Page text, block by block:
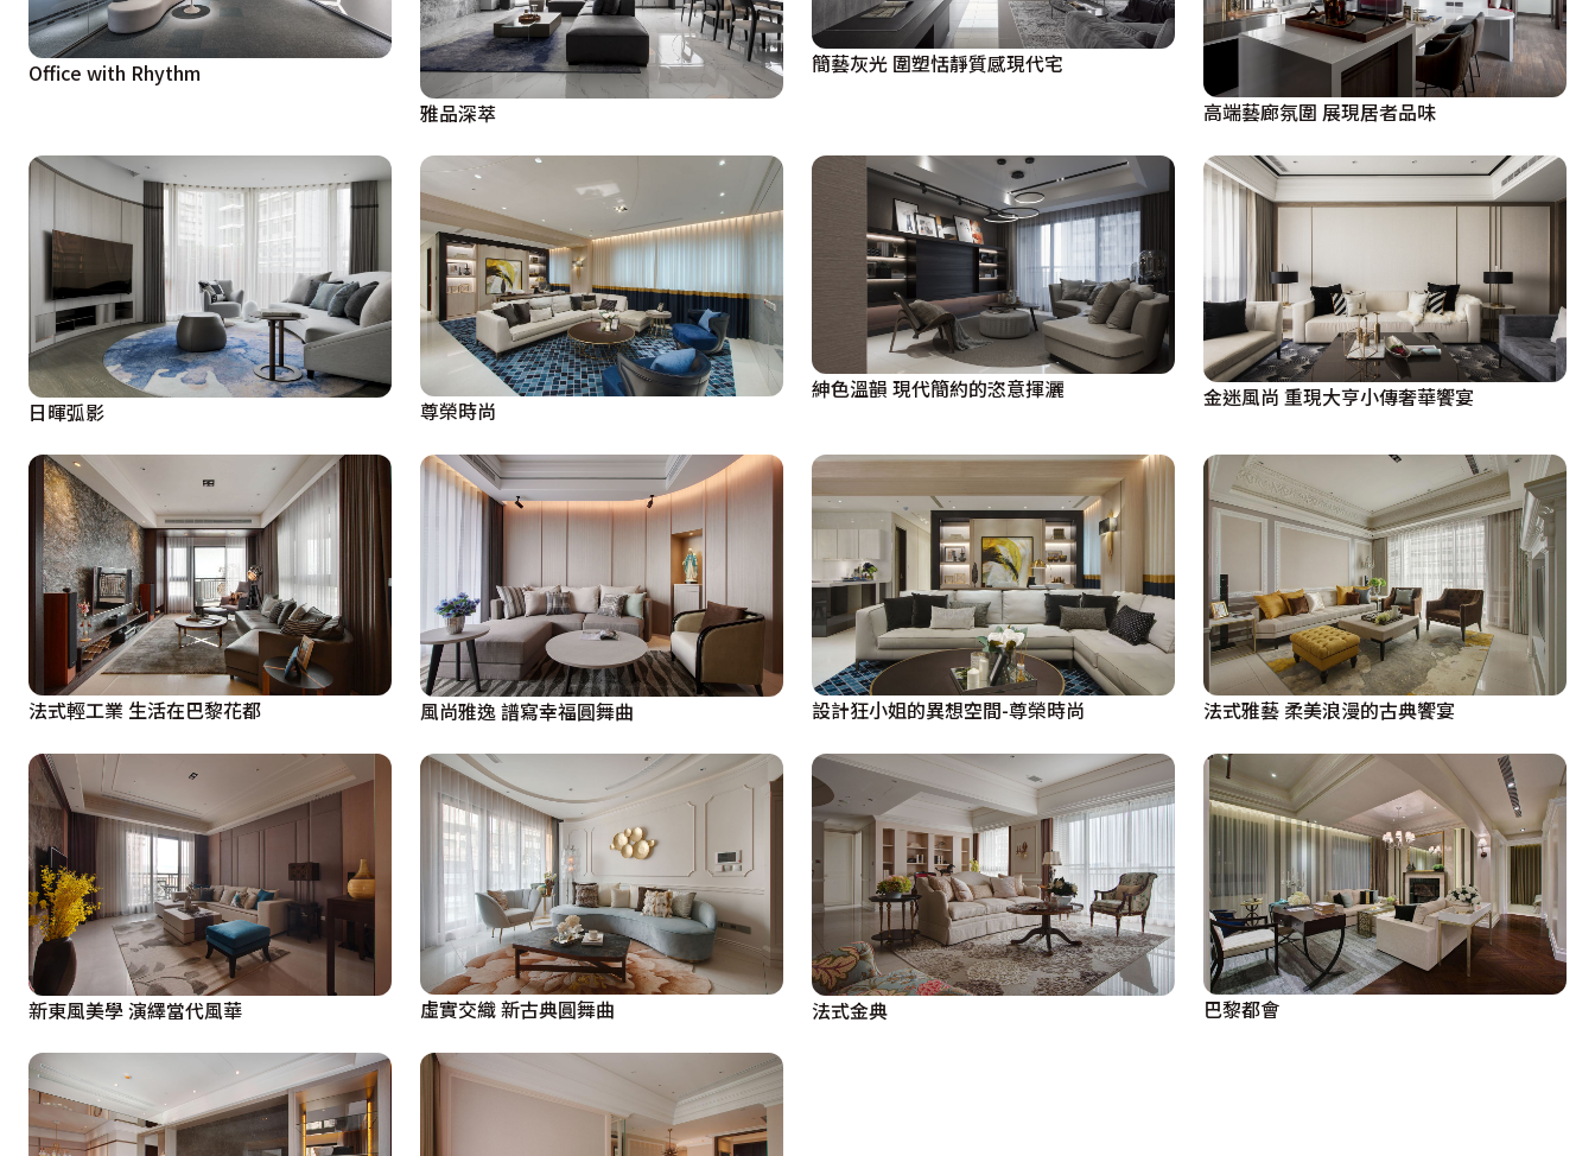
Office with Rhythm
雅品深萃
簡藝灰光 圍塑恬靜質感現代宅
高端藝廊氛圍 展現居者品味
日暉弧影 尊榮時尚
紳色溫韻 現代簡約的恣意揮灑 金迷風尚 重現大亨小傳奢華饗宴
法式輕工業 生活在巴黎花都 風尚雅逸 譜寫幸福圓舞曲 設計狂小姐的異想空間-尊榮時尚 法式雅藝 柔美浪漫的古典饗宴
新東風美學 演繹當代風華 虛實交織 新古典圓舞曲 法式金典 巴黎都會